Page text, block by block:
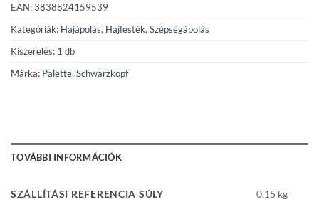
EAN: 3838824159539
Kategóriák: Hajápolás, Hajfesték, Szépségápolás
Kiszerelés: 1 db
Márka: Palette, Schwarzkopf
TOVÁBBI INFORMÁCIÓK
SZÁLLÍTÁSI REFERENCIA SÚLY 0,15 kg